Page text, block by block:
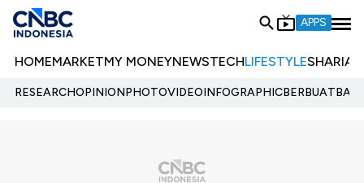
APPS
HOMEMARKETMY MONEYNEWSTECHLIFESTYLESHARIA
RESEARCHOPINIONPHOTOVIDEOINFOGRAPHIC